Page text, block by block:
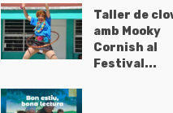
Taller de
amb Mooky
Cornish al
Festival...